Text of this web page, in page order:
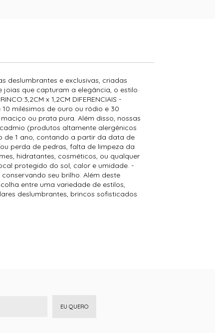
deslumbrantes e exclusivas, criadas
que capturam a elegância, o estilo
x 1,2CM DIFERENCIAIS -
milésimos de ouro ou ródio e 30
ou prata pura. Além disso, nossas
(produtos altamente alergênicos
de 1 ano, contando a partir da data de
perda de pedras, falta de limpeza da
hidratantes, cosméticos, ou qualquer
protegido do sol, calor e umidade. -
seu brilho. Além deste
entre uma variedade de estilos,
deslumbrantes, brincos sofisticados
EU QUERO